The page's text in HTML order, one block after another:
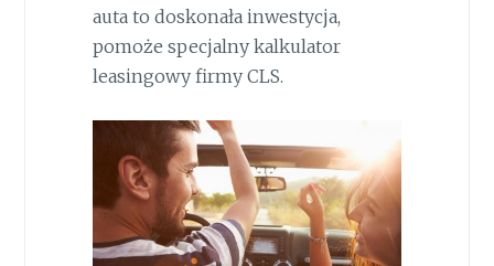
auta to doskonała inwestycja,
pomoże specjalny kalkulator
leasingowy firmy CLS.